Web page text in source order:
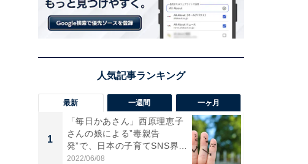
最新 一週間 一ヶ月
1
「毎日かあさん」西原理恵子
さんの娘による”毒親告
発”で、日本の子育てSNS界隈
が...
2022/06/08